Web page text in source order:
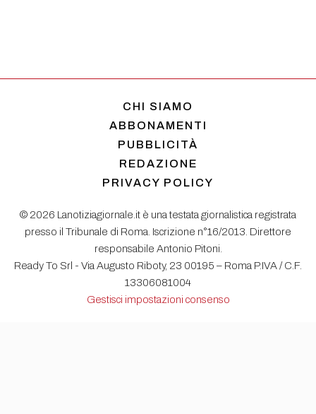
CHI SIAMO
ABBONAMENTI
PUBBLICITÀ
REDAZIONE
PRIVACY POLICY
© 2026 Lanotiziagiornale.it è una testata giornalistica registrata
presso il Tribunale di Roma. Iscrizione n°16/2013. Direttore
responsabile Antonio Pitoni.
Ready To Srl - Via Augusto Riboty, 23 00195 – Roma P.IVA / C.F.
13306081004
Gestisci impostazioni consenso